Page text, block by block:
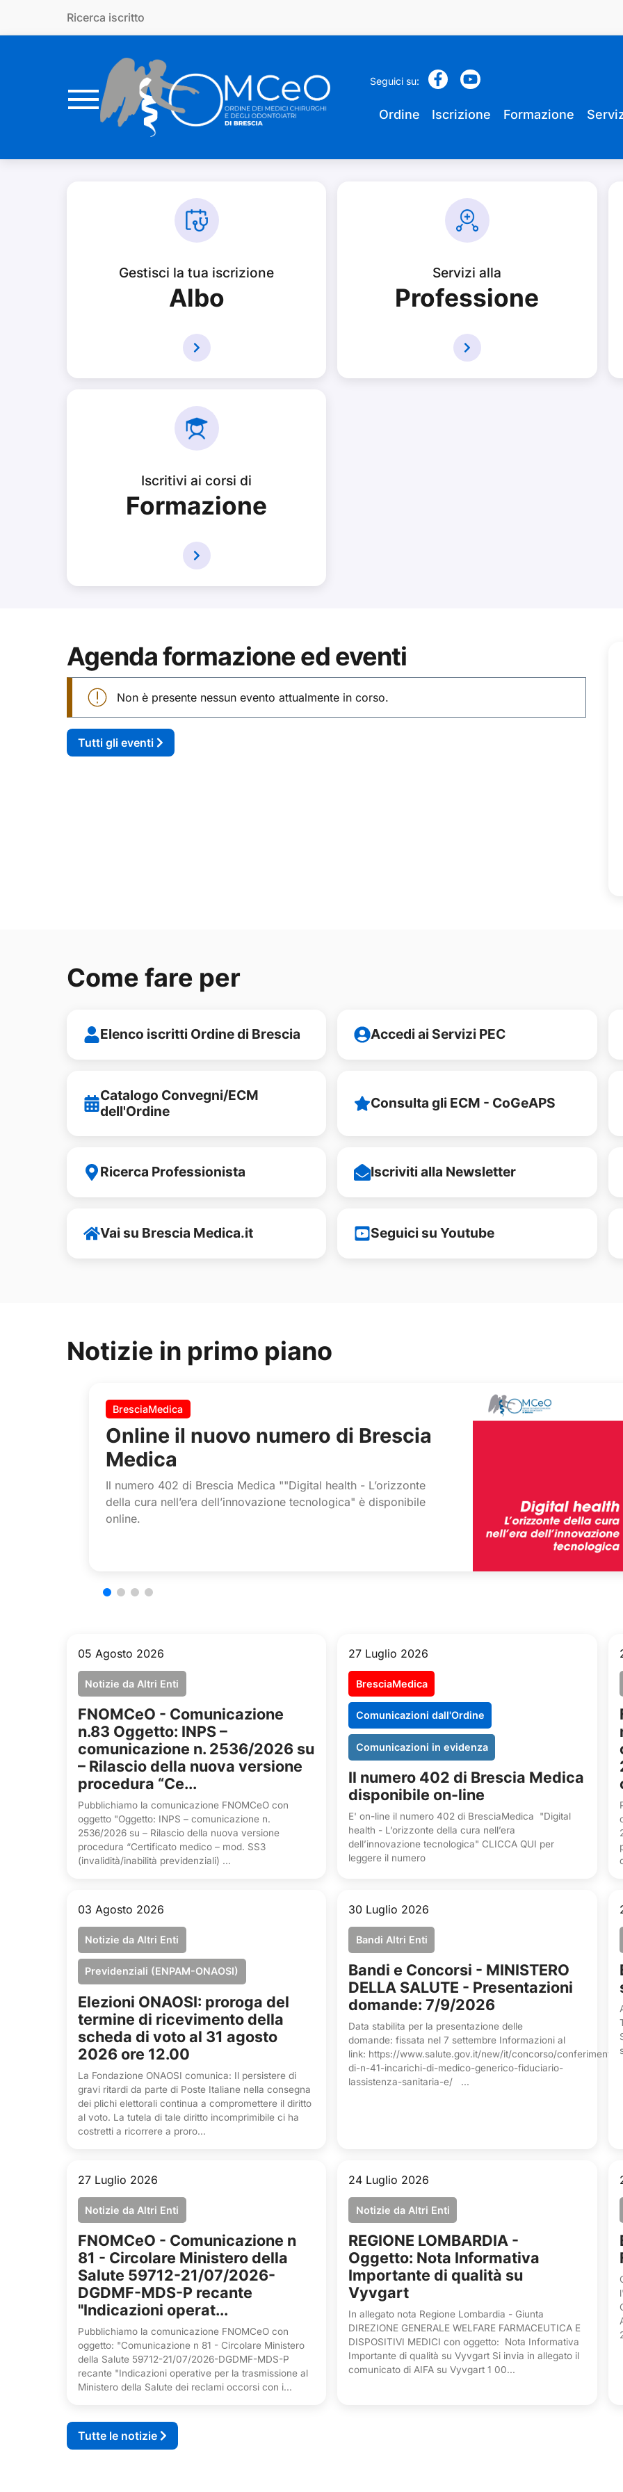
Ricerca iscritto
Seguici su:
Ordine Iscrizione Formazione
Gestisci la tua iscrizione
Albo
Servizi alla
Professione
Iscritivi ai corsi di
Formazione
Agenda formazione ed eventi
Non è presente nessun evento attualmente in corso.
Tutti gli eventi
Come fare per
Elenco iscritti Ordine di Brescia Accedi ai Servizi PEC
Catalogo Convegni/ECM
dell'Ordine
Consulta gli ECM - CoGeAPS
Ricerca Professionista Iscriviti alla Newsletter
Vai su Brescia Medica.it Seguici su Youtube
Notizie in primo piano
BresciaMedica
Online il nuovo numero di Brescia
Medica
Il numero 402 di Brescia Medica ""Digital health - L’orizzonte
della cura nell’era dell’innovazione tecnologica" è disponibile
online.
05 Agosto 2026
Notizie da Altri Enti
FNOMCeO - Comunicazione
n.83 Oggetto: INPS –
comunicazione n. 2536/2026 su
– Rilascio della nuova versione
procedura “Ce...
Pubblichiamo la comunicazione FNOMCeO con
oggetto "Oggetto: INPS – comunicazione n.
2536/2026 su – Rilascio della nuova versione
procedura “Certificato medico – mod. SS3
(invalidità/inabilità previdenziali) ...
27 Luglio 2026
BresciaMedica
Comunicazioni dall'Ordine
Comunicazioni in evidenza
Il numero 402 di Brescia Medica
disponibile on-line
E' on-line il numero 402 di BresciaMedica "Digital
health - L’orizzonte della cura nell’era
dell’innovazione tecnologica" CLICCA QUI per
leggere il numero
03 Agosto 2026
Notizie da Altri Enti
Previdenziali (ENPAM-ONAOSI)
Elezioni ONAOSI: proroga del
termine di ricevimento della
scheda di voto al 31 agosto
2026 ore 12.00
La Fondazione ONAOSI comunica: Il persistere di
gravi ritardi da parte di Poste Italiane nella consegna
dei plichi elettorali continua a compromettere il diritto
al voto. La tutela di tale diritto incomprimibile ci ha
costretti a ricorrere a proro...
30 Luglio 2026
Bandi Altri Enti
Bandi e Concorsi - MINISTERO
DELLA SALUTE - Presentazioni
domande: 7/9/2026
Data stabilita per la presentazione delle
domande: fissata nel 7 settembre Informazioni al
link: https://www.salute.gov.it/new/it/concorso/conferimento-
di-n-41-incarichi-di-medico-generico-fiduciario-
lassistenza-sanitaria-e/ ...
27 Luglio 2026
Notizie da Altri Enti
FNOMCeO - Comunicazione n
81 - Circolare Ministero della
Salute 59712-21/07/2026-
DGDMF-MDS-P recante
"Indicazioni operat...
Pubblichiamo la comunicazione FNOMCeO con
oggetto: "Comunicazione n 81 - Circolare Ministero
della Salute 59712-21/07/2026-DGDMF-MDS-P
recante "Indicazioni operative per la trasmissione al
Ministero della Salute dei reclami occorsi con i...
24 Luglio 2026
Notizie da Altri Enti
REGIONE LOMBARDIA -
Oggetto: Nota Informativa
Importante di qualità su
Vyvgart
In allegato nota Regione Lombardia - Giunta
DIREZIONE GENERALE WELFARE FARMACEUTICA E
DISPOSITIVI MEDICI con oggetto: Nota Informativa
Importante di qualità su Vyvgart Si invia in allegato il
comunicato di AIFA su Vyvgart 1 00...
Tutte le notizie